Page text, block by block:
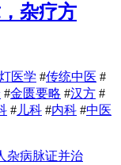
杂疗方
医学 #传统中医 #
#金匮要略 #汉方 #
#儿科 #内科 #中医